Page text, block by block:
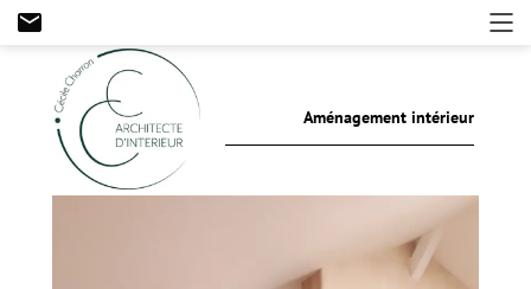
Aménagement intérieur
mail